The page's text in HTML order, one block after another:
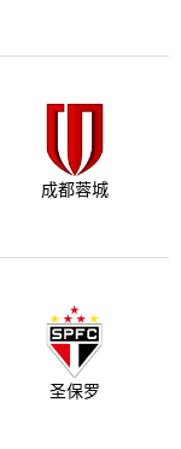
成都蓉城
圣保罗